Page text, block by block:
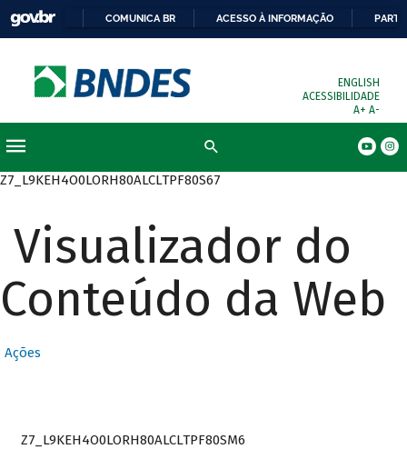
COMUNICA BR ACESSO À INFORMAÇÃO
ENGLISH
ACESSIBILIDADE
A+ A-
Z7_L9KEH4O0LORH80ALCLTPF80S67
Visualizador do
Conteúdo da Web
Ações
Z7_L9KEH4O0LORH80ALCLTPF80SM6